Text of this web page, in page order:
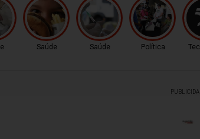
Saúde Saúde Política